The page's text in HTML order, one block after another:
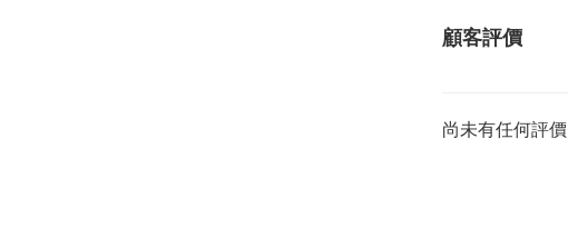
顧客評價
尚未有任何評價